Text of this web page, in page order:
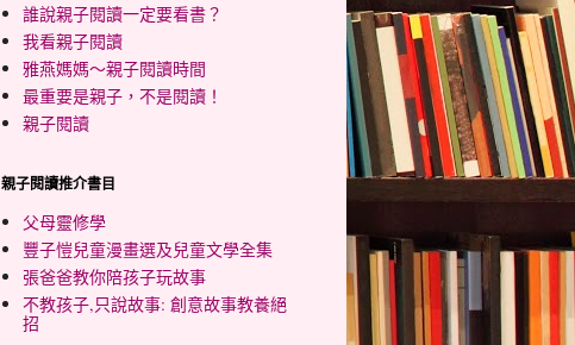
誰說親子閱讀一定要看書？
我看親子閱讀
雅燕媽媽～親子閱讀時間
最重要是親子，不是閱讀！
親子閱讀
親子閱讀推介書目
父母靈修學
豐子愷兒童漫畫選及兒童文學全集
張爸爸教你陪孩子玩故事
不教孩子,只說故事: 創意故事教養絕
招